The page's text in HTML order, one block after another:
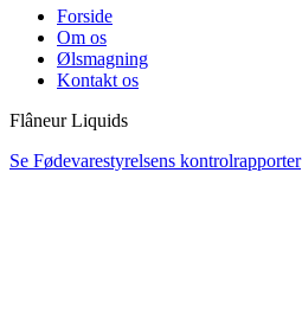
Forside
Om os
Ølsmagning
Kontakt os
Flâneur Liquids
Se Fødevarestyrelsens kontrolrapporter